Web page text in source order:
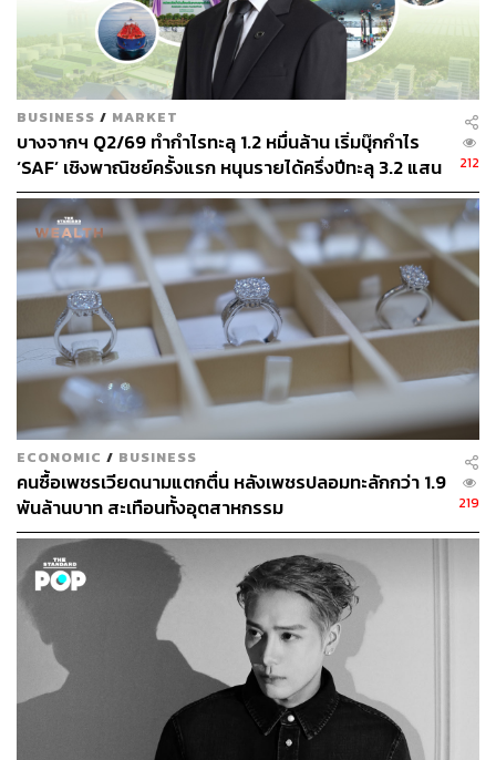
Worth it
Deluxe Executive Room:
สามารถใช้เลานจ์บนชั้น 26 ได้ กินดื่มได้ตลอดวัน ตัว
ห้องมีขนาดกว้างขวาง นอนสบาย ด้านในมีอ่างอาบน้ำ
ผู้เข้าพักสามารถเลือกหมอนที่ชอบได้ และถ้าไลฟ์สไตล์
คุณชอบเที่ยวบ้าง พักบ้าง เราว่าห้องนี้เหมาะ เพราะใช้
Executive Room:เลานจ์หรูหราที่มอบวิวอ่าว
วิกตอเรียแบบเต็มตา ผู้ที่จองห้องระดับ Executive ขึ้นไป
สามารถเข้ามาใช้บริการได้ฟรี เสิร์ฟทั้งอาหารเช้า ของ
BUSINESS / MARKET
บางจากฯ Q2/69 ทำกำไรทะลุ 1.2 หมื่นล้าน เริ่มบุ๊กกำไร
‘SAF’ เชิงพาณิชย์ครั้งแรก หนุนรายได้ครึ่งปีทะลุ 3.2 แสน
ล้าน
212
ECONOMIC / BUSINESS
คนซื้อเพชรเวียดนามแตกตื่น หลังเพชรปลอมทะลักกว่า 1.9
พันล้านบาท สะเทือนทั้งอุตสาหกรรม
219